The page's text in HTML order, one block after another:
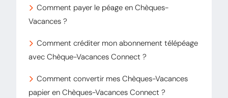
Comment payer le péage en Chèques-
Vacances ?
Comment créditer mon abonnement télépéage
avec Chèque-Vacances Connect ?
Comment convertir mes Chèques-Vacances
papier en Chèques-Vacances Connect ?